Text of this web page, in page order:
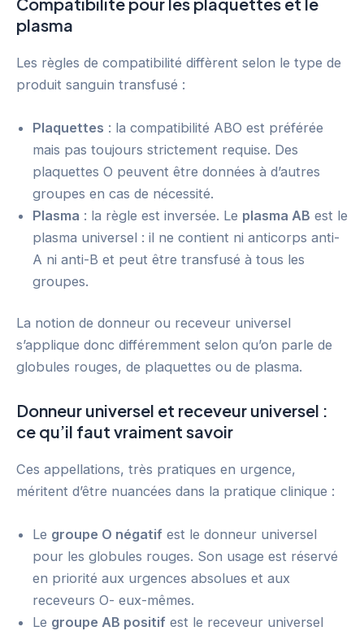
plasma
Les règles de compatibilité diffèrent selon le type de
produit sanguin transfusé :
Plaquettes : la compatibilité ABO est préférée
mais pas toujours strictement requise. Des
plaquettes O peuvent être données à d’autres
groupes en cas de nécessité.
Plasma : la règle est inversée. Le plasma AB est le
plasma universel : il ne contient ni anticorps anti-
A ni anti-B et peut être transfusé à tous les
groupes.
La notion de donneur ou receveur universel
s’applique donc différemment selon qu’on parle de
globules rouges, de plaquettes ou de plasma.
Donneur universel et receveur universel :
ce qu’il faut vraiment savoir
Ces appellations, très pratiques en urgence,
méritent d’être nuancées dans la pratique clinique :
Le groupe O négatif est le donneur universel
pour les globules rouges. Son usage est réservé
en priorité aux urgences absolues et aux
receveurs O- eux-mêmes.
Le groupe AB positif est le receveur universel